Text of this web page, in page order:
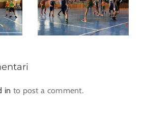
in to post a comment.